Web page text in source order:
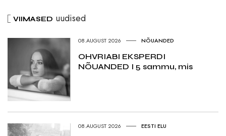
VIIMASED uudised
08.AUGUST 2026 NÕUANDED
OHVRIABI EKSPERDI
NÕUANDED I 5 sammu, mis
08.AUGUST 2026 EESTI ELU